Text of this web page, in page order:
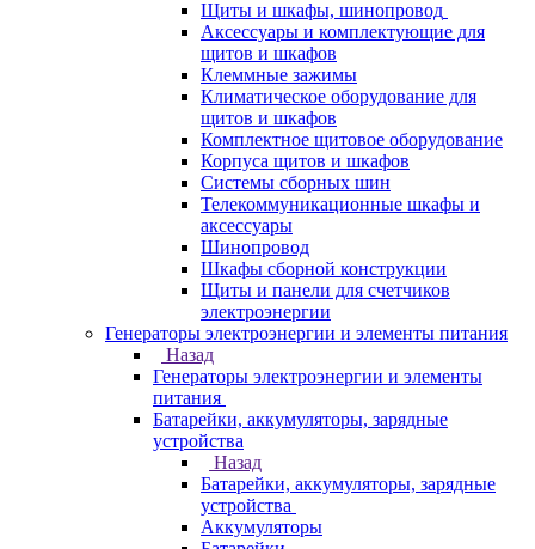
Щиты и шкафы, шинопровод
Аксессуары и комплектующие для
щитов и шкафов
Клеммные зажимы
Климатическое оборудование для
щитов и шкафов
Комплектное щитовое оборудование
Корпуса щитов и шкафов
Системы сборных шин
Телекоммуникационные шкафы и
аксессуары
Шинопровод
Шкафы сборной конструкции
Щиты и панели для счетчиков
электроэнергии
Генераторы электроэнергии и элементы питания
Назад
Генераторы электроэнергии и элементы
питания
Батарейки, аккумуляторы, зарядные
устройства
Назад
Батарейки, аккумуляторы, зарядные
устройства
Аккумуляторы